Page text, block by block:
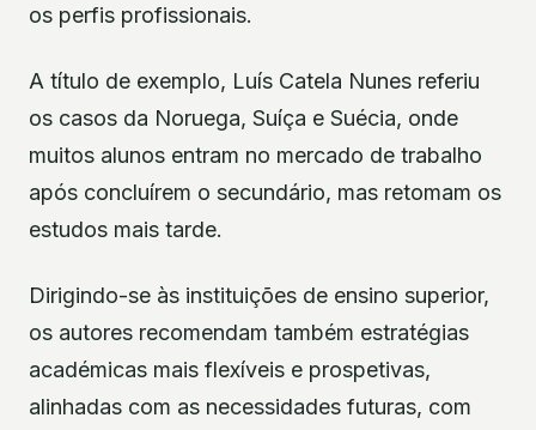
os perfis profissionais.
A título de exemplo, Luís Catela Nunes referiu
os casos da Noruega, Suíça e Suécia, onde
muitos alunos entram no mercado de trabalho
após concluírem o secundário, mas retomam os
estudos mais tarde.
Dirigindo-se às instituições de ensino superior,
os autores recomendam também estratégias
académicas mais flexíveis e prospetivas,
alinhadas com as necessidades futuras, com